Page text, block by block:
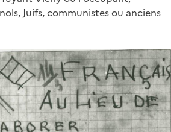
, Juifs, communistes ou anciens